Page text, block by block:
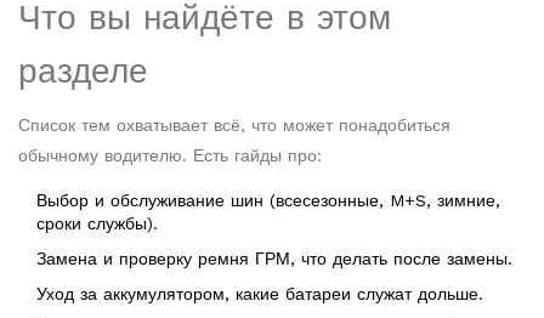
Что вы найдёте в этом
разделе
Список тем охватывает всё, что может понадобиться
обычному водителю. Есть гайды про:
Выбор и обслуживание шин (всесезонные, M+S, зимние,
сроки службы).
Замена и проверку ремня ГРМ, что делать после замены.
Уход за аккумулятором, какие батареи служат дольше.